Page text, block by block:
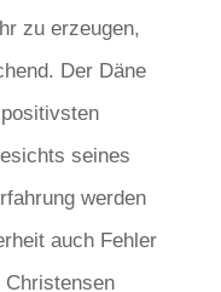
zu erzeugen,
Der Däne
seines
werden
auch Fehler
Christensen